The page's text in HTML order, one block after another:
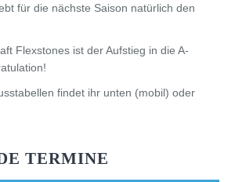
für die nächste Saison natürlich den
Flexstones ist der Aufstieg in die A-
findet ihr unten (mobil) oder
TERMINE